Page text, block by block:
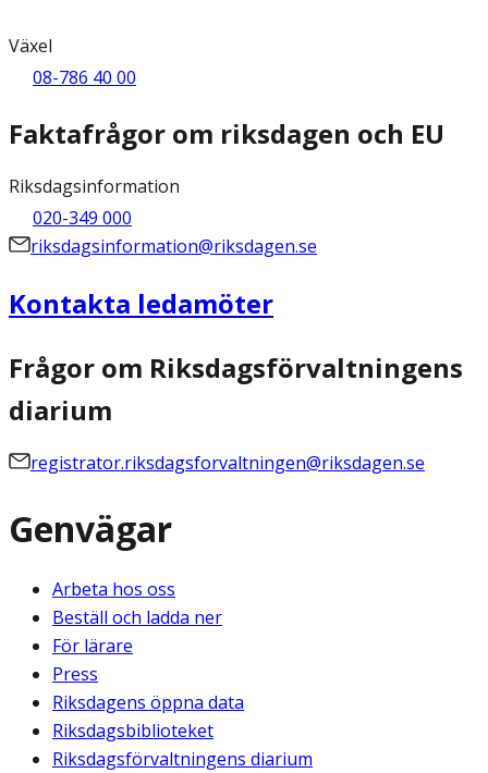
Växel
08-786 40 00
Faktafrågor om riksdagen och EU
Riksdagsinformation
020-349 000
riksdagsinformation@riksdagen.se
Kontakta ledamöter
Frågor om Riksdagsförvaltningens
diarium
registrator.riksdagsforvaltningen@riksdagen.se
Genvägar
Arbeta hos oss
Beställ och ladda ner
För lärare
Press
Riksdagens öppna data
Riksdagsbiblioteket
Riksdagsförvaltningens diarium